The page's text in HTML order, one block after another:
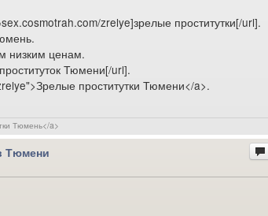
zrelye]зрелые проститутки[/url].
низким ценам.
Тюмени[/url].
проститутки Тюмени</a>.
Тюмень</a>
Тюмени